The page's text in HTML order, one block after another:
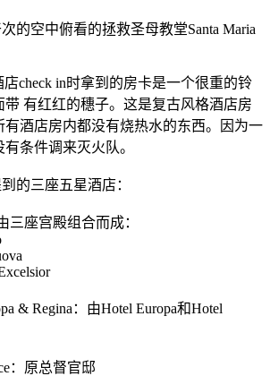
空中俯看的拯救圣母教堂Santa Maria
check in时拿到的房卡是一个很重的铃
有红红的穗子。这是复古风格酒店房
有酒店房内都没有烧热水的东西。因为一
条件调来灭火队。
三座五星酒店：
座宫殿组合而成：
& Regina：由Hotel Europa和Hotel
：原总督官邸